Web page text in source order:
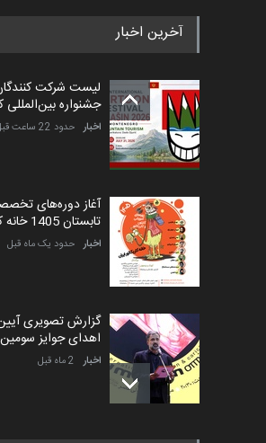
پنجمین مسابقۀ
مهلت 5 ماه دیگر
آخرین اخبار
لیست شرکت
جشنواره بین‌المللی
اخبار حدود 22 ساعت قبل
آغاز دوره‌های
تابستان 1405 خانه کاریکات…
اخبار حدود یک ماه قبل
گزارش تصویری
اهدای جوایز
اخبار 2 ماه قبل